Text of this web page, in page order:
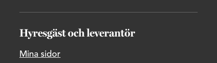
Hyresgäst och leverantör
Mina sidor